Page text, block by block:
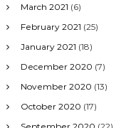
March 2021 (6)
February 2021 (25)
January 2021 (18)
December 2020 (7)
November 2020 (13)
October 2020 (17)
September 2020 (22)